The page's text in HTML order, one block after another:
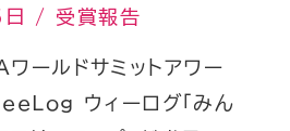
/ 受賞報告
ールドサミットアワー
ウィーログ「みん